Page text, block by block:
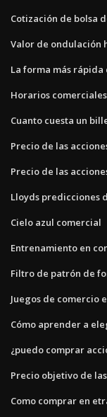
Cotización de bolsa
Valor de ondulación
La forma más
Horarios
Cuanto cuesta un
Precio de las
Precio de las
Lloyds predicciones
Cielo azul comercial
Entrenamiento en
Filtro de patrón de
Juegos de comercio
Cómo aprender a
¿puedo comprar
Precio objetivo de
Como comprar en